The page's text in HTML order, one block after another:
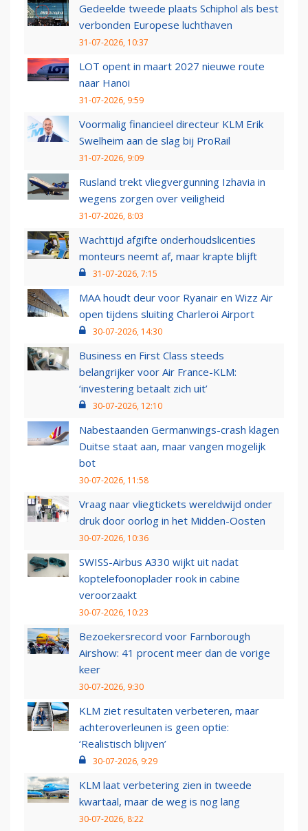
Gedeelde tweede plaats Schiphol als best
verbonden Europese luchthaven
31-07-2026, 10:37
LOT opent in maart 2027 nieuwe route
naar Hanoi
31-07-2026, 9:59
Voormalig financieel directeur KLM Erik
Swelheim aan de slag bij ProRail
31-07-2026, 9:09
Rusland trekt vliegvergunning Izhavia in
wegens zorgen over veiligheid
31-07-2026, 8:03
Wachttijd afgifte onderhoudslicenties
monteurs neemt af, maar krapte blijft
31-07-2026, 7:15
MAA houdt deur voor Ryanair en Wizz Air
open tijdens sluiting Charleroi Airport
30-07-2026, 14:30
Business en First Class steeds
belangrijker voor Air France-KLM:
‘investering betaalt zich uit’
30-07-2026, 12:10
Nabestaanden Germanwings-crash klagen
Duitse staat aan, maar vangen mogelijk
bot
30-07-2026, 11:58
Vraag naar vliegtickets wereldwijd onder
druk door oorlog in het Midden-Oosten
30-07-2026, 10:36
SWISS-Airbus A330 wijkt uit nadat
koptelefoonoplader rook in cabine
veroorzaakt
30-07-2026, 10:23
Bezoekersrecord voor Farnborough
Airshow: 41 procent meer dan de vorige
keer
30-07-2026, 9:30
KLM ziet resultaten verbeteren, maar
achteroverleunen is geen optie:
‘Realistisch blijven’
30-07-2026, 9:29
KLM laat verbetering zien in tweede
kwartaal, maar de weg is nog lang
30-07-2026, 8:22